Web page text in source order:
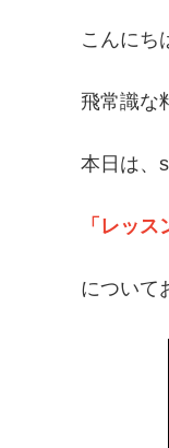
こんにち
飛常識な
本日は、
「レッス
について